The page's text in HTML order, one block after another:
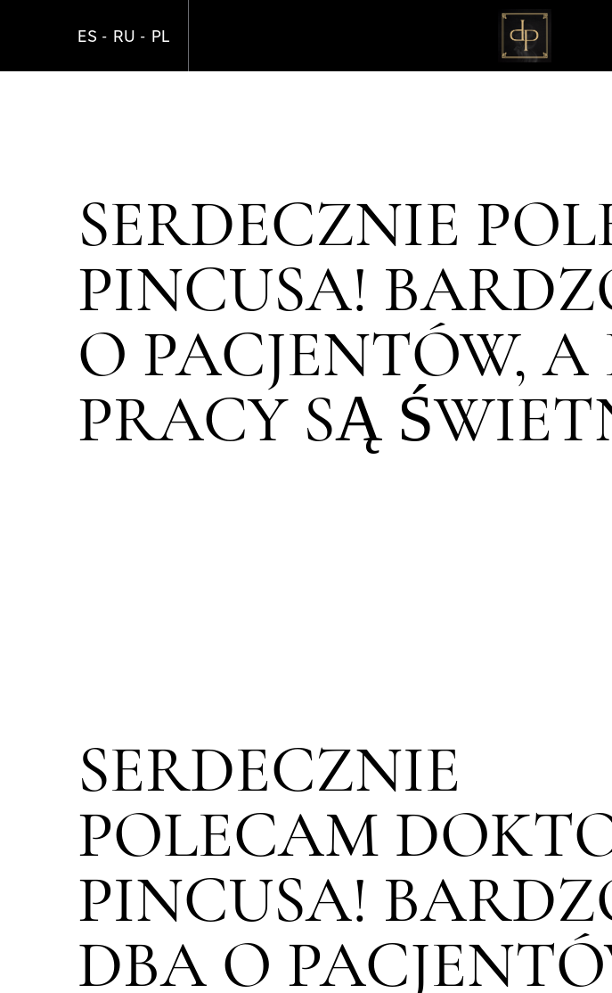
ES RU PL
SERDECZNIE
PINCUSA!
O PACJENTÓW, A
PRACY SĄ
SERDECZNIE
POLECAM
PINCUSA!
DBA O